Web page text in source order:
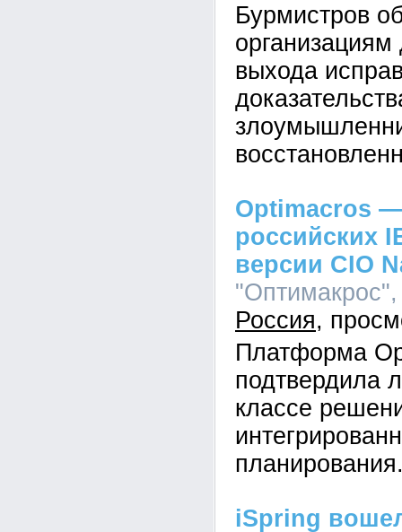
Бурмистров
организациям
выхода
Optimacros —
российских
версии CIO
Россия
Платформа
подтвердила
классе
iSpring